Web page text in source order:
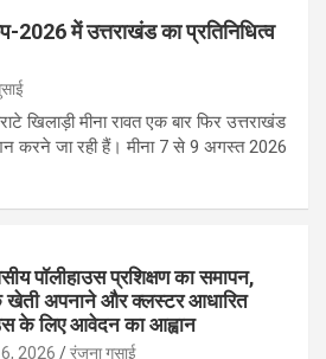
में उत्तराखंड का प्रतिनिधित्व
खिलाड़ी मीना रावत एक बार फिर उत्तराखंड
करने जा रही हैं। मीना 7 से 9 अगस्त 2026
पॉलीहाउस प्रशिक्षण का समापन,
खेती अपनाने और क्लस्टर आधारित
के लिए आवेदन का आह्वान
2026 रंजना गुसाई